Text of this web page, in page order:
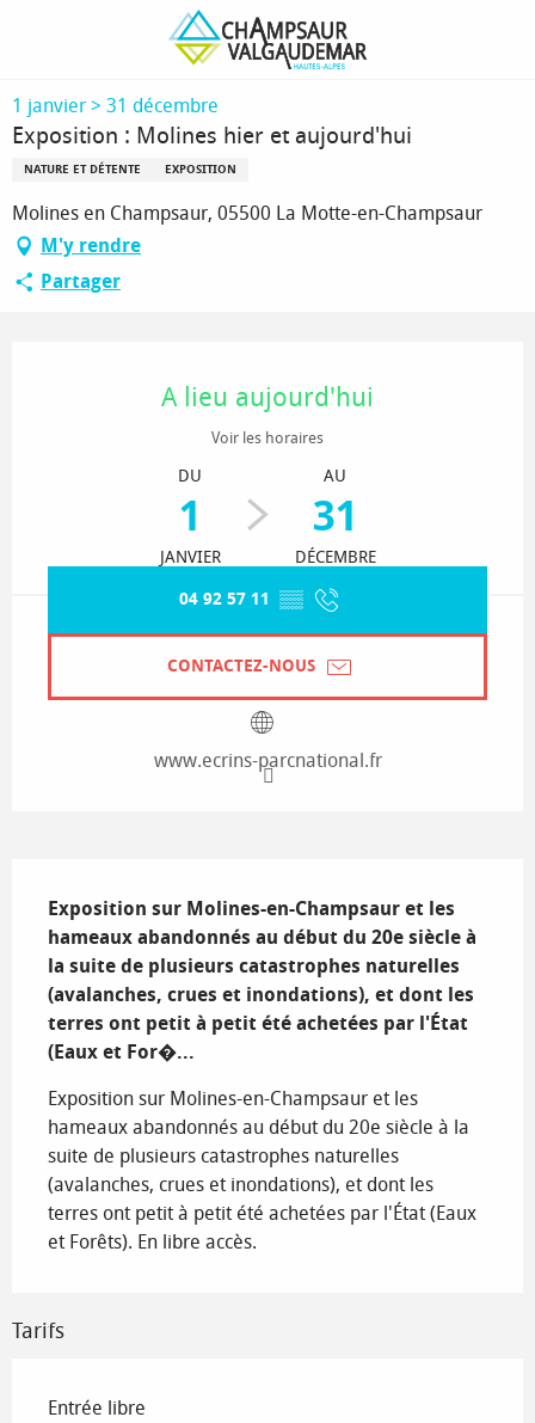
principal
Exposition : Molines hier et aujourd'hui
1 janvier > 31 décembre
Exposition : Molines hier et aujourd'hui
NATURE ET DÉTENTE EXPOSITION
Molines en Champsaur, 05500 La Motte-en-Champsaur
M'y rendre
Partager
A lieu aujourd'hui
Voir les horaires
DU
1
JANVIER
AU
31
DÉCEMBRE
04 92 57 11 ▒▒
CONTACTEZ-NOUS
www.ecrins-parcnational.fr
Exposition sur Molines-en-Champsaur et les
hameaux abandonnés au début du 20e siècle à
la suite de plusieurs catastrophes naturelles
(avalanches, crues et inondations), et dont les
terres ont petit à petit été achetées par l'État
(Eaux et For�...
Exposition sur Molines-en-Champsaur et les
hameaux abandonnés au début du 20e siècle à la
suite de plusieurs catastrophes naturelles
(avalanches, crues et inondations), et dont les
terres ont petit à petit été achetées par l'État (Eaux
et Forêts). En libre accès.
Tarifs
Entrée libre